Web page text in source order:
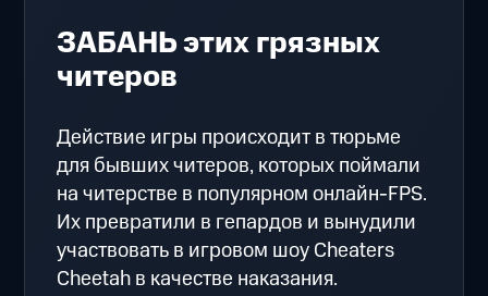
ЗАБАНЬ этих грязных
читеров
Действие игры происходит в тюрьме
для бывших читеров, которых поймали
на читерстве в популярном онлайн-FPS.
Их превратили в гепардов и вынудили
участвовать в игровом шоу Cheaters
Cheetah в качестве наказания.